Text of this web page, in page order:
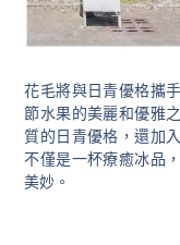
花毛將與日青優格攜
節水果的美麗和優雅
質的日青優格，還加
不僅是一杯療癒冰品
美妙。